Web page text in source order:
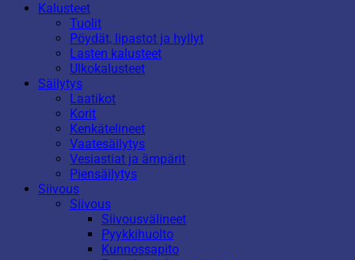
Kalusteet
Tuolit
Pöydät, lipastot ja hyllyt
Lasten kalusteet
Ulkokalusteet
Säilytys
Laatikot
Korit
Kenkätelineet
Vaatesäilytys
Vesiastiat ja ämpärit
Piensäilytys
Siivous
Siivous
Siivousvälineet
Pyykkihuolto
Kunnossapito